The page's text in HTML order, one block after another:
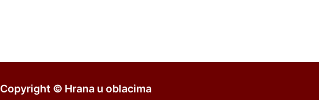
Copyright © Hrana u oblacima